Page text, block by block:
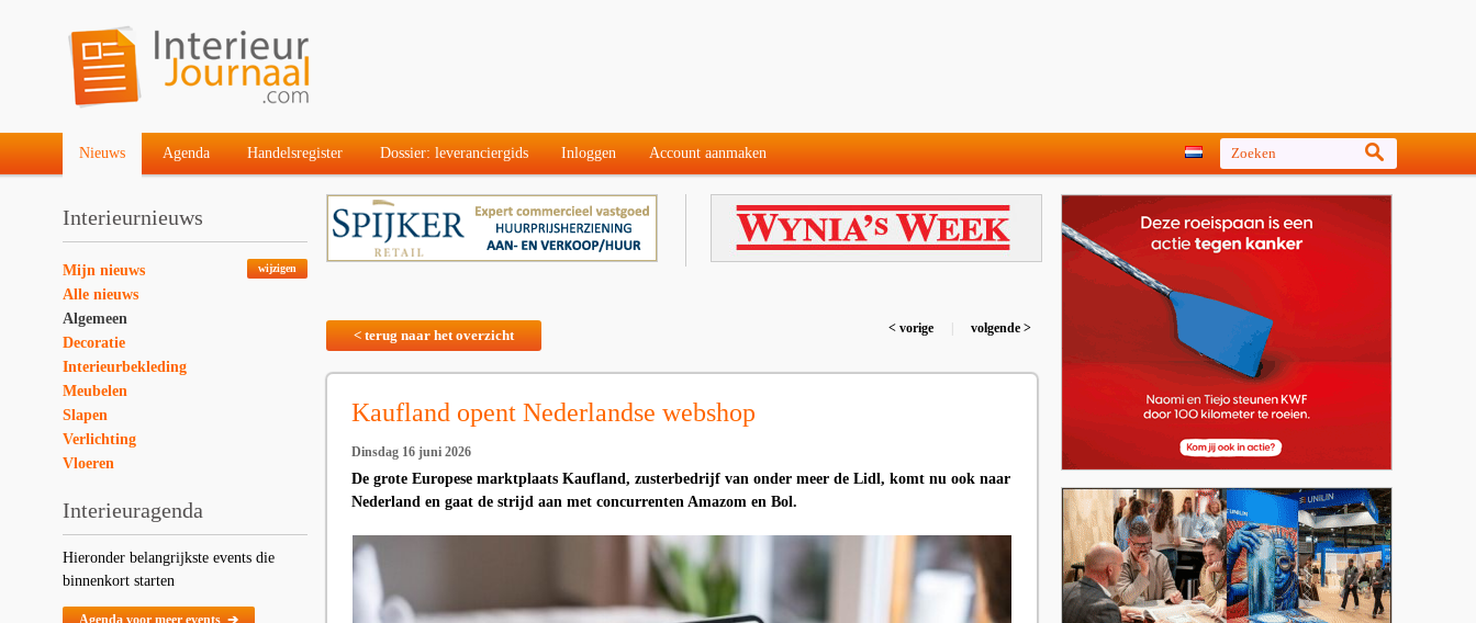
Nieuws Agenda Handelsregister Dossier: leveranciergids Inloggen Account aanmaken
Interieurnieuws
wijzigen
Mijn nieuws
Alle nieuws
Algemeen
Decoratie
Interieurbekleding
Meubelen
Slapen
Verlichting
Vloeren
Interieuragenda
Hieronder belangrijkste events die
binnenkort starten
Agenda voor meer events ➔
< terug naar het overzicht < vorige volgende >
Kaufland opent Nederlandse webshop
Dinsdag 16 juni 2026
De grote Europese marktplaats Kaufland, zusterbedrijf van onder meer de Lidl, komt nu ook naar
Nederland en gaat de strijd aan met concurrenten Amazom en Bol.